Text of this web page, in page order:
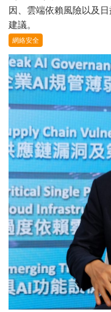
因、雲端依賴風險以及
建議。
網絡安全